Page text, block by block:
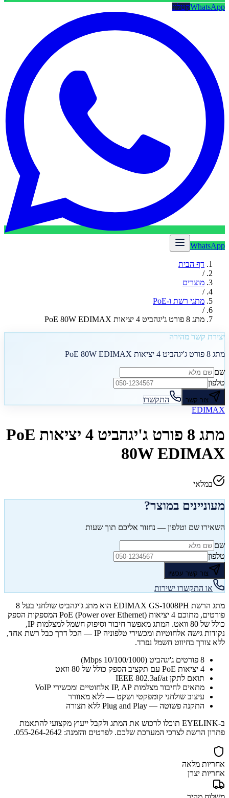
WhatsAppקטלוג
WhatsApp
דף הבית
/
מוצרים
/
מתגי רשת ו-PoE
/
מתג 8 פורט ג'יגהביט 4 יציאות PoE 80W EDIMAX
יצירת קשר מהירה
מתג 8 פורט ג'יגהביט 4 יציאות PoE 80W EDIMAX
שם
טלפון
צור קשר
התקשרו
EDIMAX
מתג 8 פורט ג'יגהביט 4 יציאות PoE
80W EDIMAX
במלאי
מעוניינים במוצר?
השאירו שם וטלפון — נחזור אליכם תוך שעות
שם
טלפון
צור קשר עכשיו
או התקשרו ישירות
מתג הרשת EDIMAX GS-1008PH הוא מתג ג'יגהביט שולחני בעל 8
פורטים, מתוכם 4 יציאות PoE (Power over Ethernet) המספקות הספק
כולל של 80 וואט. המתג מאפשר חיבור וסיפוק חשמל למצלמות IP,
נקודות גישה אלחוטיות ומכשירי טלפוניה IP — הכל דרך כבל רשת אחד,
ללא צורך בחיווט חשמל נפרד.
8 פורטים ג'יגהביט (10/100/1000 Mbps)
4 יציאות PoE עם תקציב הספק כולל של 80 וואט
תואם לתקן IEEE 802.3af/at
מתאים לחיבור מצלמות IP, AP אלחוטיים ומכשירי VoIP
עיצוב שולחני קומפקטי ושקט — ללא מאוורר
התקנה פשוטה — Plug and Play ללא תצורה
ב-EYELINK תוכלו לרכוש את המתג ולקבל ייעוץ מקצועי להתאמת
פתרון הרשת לצרכי המערכת שלכם. לפרטים והזמנה: 055-264-2642.
אחריות מלאה
אחריות יצרן